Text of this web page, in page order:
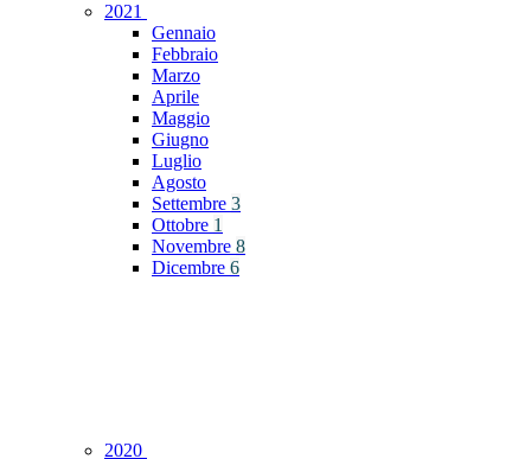
2021
Gennaio
Febbraio
Marzo
Aprile
Maggio
Giugno
Luglio
Agosto
Settembre 3
Ottobre 1
Novembre 8
Dicembre 6
2020